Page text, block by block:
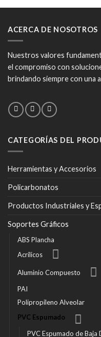
ACERCA DE NOSOTROS
Nuestros valores
el compromiso con
brindando siempre con una
CATEGORÍAS DEL
Herramientas y Accesorios
Policarbonatos
Productos Industriales y
Soportes Gráficos
ABS Plancha
Acrílicos
Aluminio Compuesto
PAI
Polipropileno Alveolar
PVC Espumado
PVC Espumado de Baja